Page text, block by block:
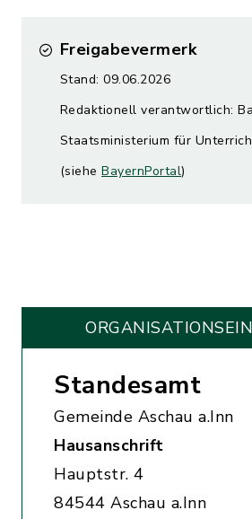
Freigabevermerk
Stand: 09.06.2026
Redaktionell verantwortlich:
Staatsministerium für
(siehe BayernPortal)
Standesamt
Gemeinde Aschau a.Inn
Hausanschrift
Hauptstr. 4
84544 Aschau a.Inn